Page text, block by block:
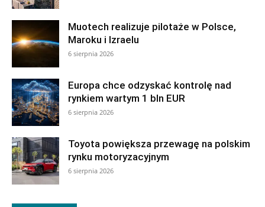
Muotech realizuje pilotaże w Polsce,
Maroku i Izraelu
6 sierpnia 2026
Europa chce odzyskać kontrolę nad
rynkiem wartym 1 bln EUR
6 sierpnia 2026
Toyota powiększa przewagę na polskim
rynku motoryzacyjnym
6 sierpnia 2026